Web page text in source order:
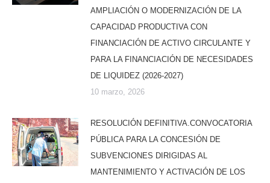
AMPLIACIÓN O MODERNIZACIÓN DE LA
CAPACIDAD PRODUCTIVA CON
FINANCIACIÓN DE ACTIVO CIRCULANTE Y
PARA LA FINANCIACIÓN DE NECESIDADES
DE LIQUIDEZ (2026-2027)
10 marzo, 2026
RESOLUCIÓN DEFINITIVA.CONVOCATORIA
PÚBLICA PARA LA CONCESIÓN DE
SUBVENCIONES DIRIGIDAS AL
MANTENIMIENTO Y ACTIVACIÓN DE LOS